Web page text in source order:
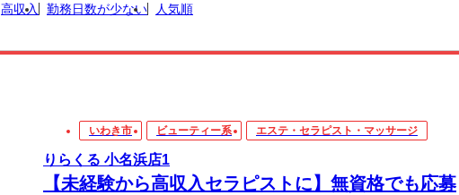
高収入 勤務日数が少ない 人気順
いわき市 ビューティー系 エステ・セラピスト・マッサージ
りらくる 小名浜店1
【未経験から高収入セラピストに】無資格でも応募